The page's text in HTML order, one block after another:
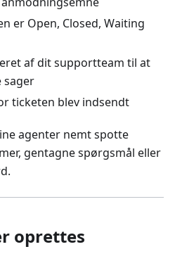
er Open, Closed, Waiting
af dit supportteam til at
sager
ticketen blev indsendt
agenter nemt spotte
gentagne spørgsmål eller
oprettes